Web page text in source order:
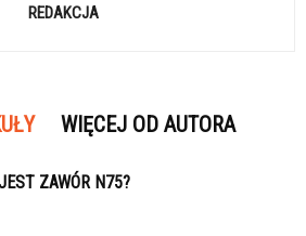
REDAKCJA
WIĘCEJ OD AUTORA
ZAWÓR N75?